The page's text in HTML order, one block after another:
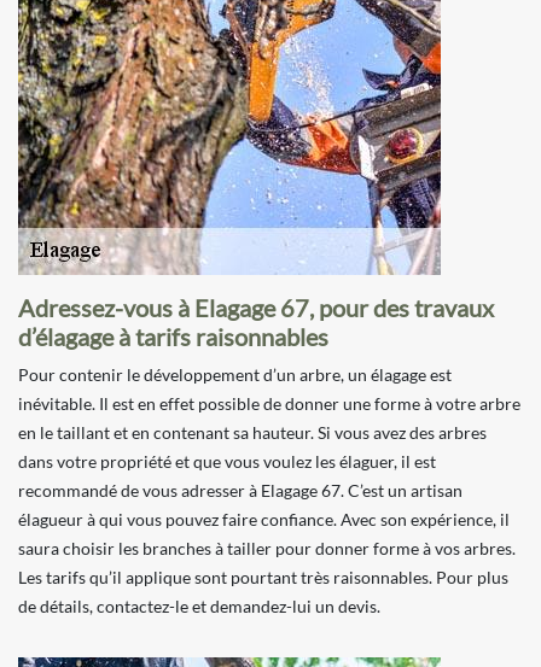
Adressez-vous à Elagage 67, pour des travaux
d’élagage à tarifs raisonnables
Pour contenir le développement d’un arbre, un élagage est
inévitable. Il est en effet possible de donner une forme à votre arbre
en le taillant et en contenant sa hauteur. Si vous avez des arbres
dans votre propriété et que vous voulez les élaguer, il est
recommandé de vous adresser à Elagage 67. C’est un artisan
élagueur à qui vous pouvez faire confiance. Avec son expérience, il
saura choisir les branches à tailler pour donner forme à vos arbres.
Les tarifs qu’il applique sont pourtant très raisonnables. Pour plus
de détails, contactez-le et demandez-lui un devis.